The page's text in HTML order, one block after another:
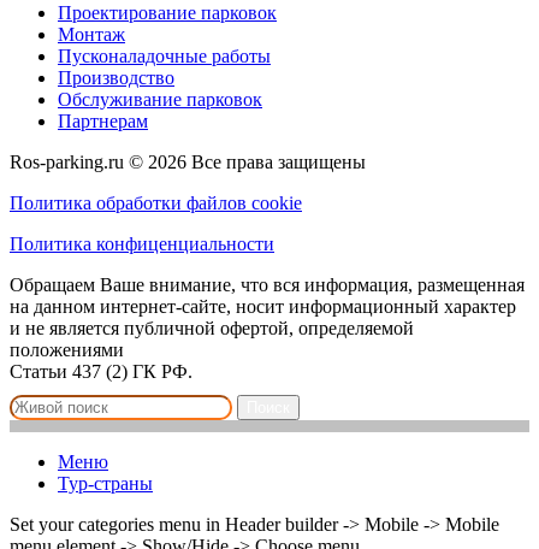
Проектирование парковок
Монтаж
Пусконаладочные работы
Производство
Обслуживание парковок
Партнерам
Ros-parking.ru © 2026 Все права защищены
Политика обработки файлов cookie
Политика конфиценциальности
Обращаем Ваше внимание, что вся информация, размещенная
на данном интернет-сайте, носит информационный характер
и не является публичной офертой, определяемой
положениями
Статьи 437 (2) ГК РФ.
Меню
Тур-страны
Set your categories menu in Header builder -> Mobile -> Mobile